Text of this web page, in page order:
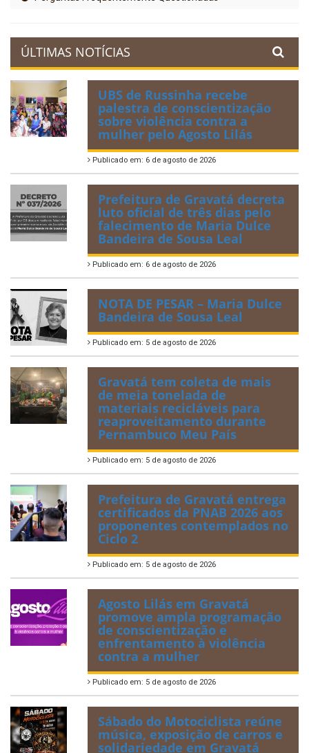
ÚLTIMAS NOTÍCIAS
UBS de Russinha recebe
palestra de conscientização
sobre violência contra a
mulher pelo Agosto Lilás
Publicado em: 6 de agosto de 2026
Prefeitura de Gravatá decreta
luto oficial de três dias pelo
falecimento de Maria Dulce
Bandeira de Sousa Leal
Publicado em: 6 de agosto de 2026
NOTA DE PESAR – Maria Dulce
Bandeira de Sousa Leal
Publicado em: 5 de agosto de 2026
Gravatá tem coleta de mais
de meia tonelada de
materiais recicláveis para
reaproveitamento durante
Pernambuco Meu País
Publicado em: 5 de agosto de 2026
Prefeitura de Gravatá entrega
certificados da PNAB 2026 aos
proponentes contemplados no
Ciclo 2
Publicado em: 5 de agosto de 2026
Agosto Lilás em Gravatá
promove ampla programação
de conscientização e
enfrentamento à violência
contra a mulher
Publicado em: 5 de agosto de 2026
Sábado do Motociclista reúne
música, exposição de carros e
solidariedade em Gravatá